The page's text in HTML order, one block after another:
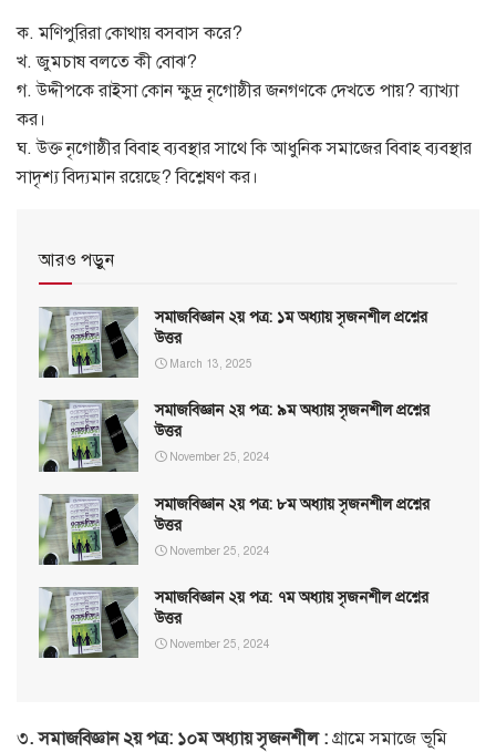
ক. মণিপুরিরা কোথায় বসবাস করে?
খ. জুমচাষ বলতে কী বোঝ?
গ. উদ্দীপকে রাইসা কোন ক্ষুদ্র নৃগোষ্ঠীর জনগণকে দেখতে পায়? ব্যাখ্যা
কর।
ঘ. উক্ত নৃগোষ্ঠীর বিবাহ ব্যবস্থার সাথে কি আধুনিক সমাজের বিবাহ ব্যবস্থার
সাদৃশ্য বিদ্যমান রয়েছে? বিশ্লেষণ কর।
আরও পড়ুন
সমাজবিজ্ঞান ২য় পত্র: ১ম অধ্যায় সৃজনশীল প্রশ্নের
উত্তর
March 13, 2025
সমাজবিজ্ঞান ২য় পত্র: ৯ম অধ্যায় সৃজনশীল প্রশ্নের
উত্তর
November 25, 2024
সমাজবিজ্ঞান ২য় পত্র: ৮ম অধ্যায় সৃজনশীল প্রশ্নের
উত্তর
November 25, 2024
সমাজবিজ্ঞান ২য় পত্র: ৭ম অধ্যায় সৃজনশীল প্রশ্নের
উত্তর
November 25, 2024
৩. সমাজবিজ্ঞান ২য় পত্র: ১০ম অধ্যায় সৃজনশীল : গ্রামে সমাজে ভূমি